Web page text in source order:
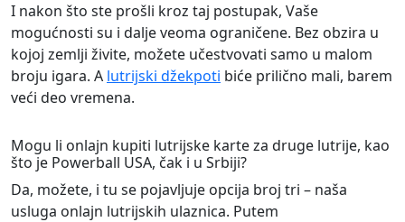
I nakon što ste prošli kroz taj postupak, Vaše
mogućnosti su i dalje veoma ograničene. Bez obzira u
kojoj zemlji živite, možete učestvovati samo u malom
broju igara. A lutrijski džekpoti biće prilično mali, barem
veći deo vremena.
Mogu li onlajn kupiti lutrijske karte za druge lutrije, kao
što je Powerball USA, čak i u Srbiji?
Da, možete, i tu se pojavljuje opcija broj tri – naša
usluga onlajn lutrijskih ulaznica. Putem